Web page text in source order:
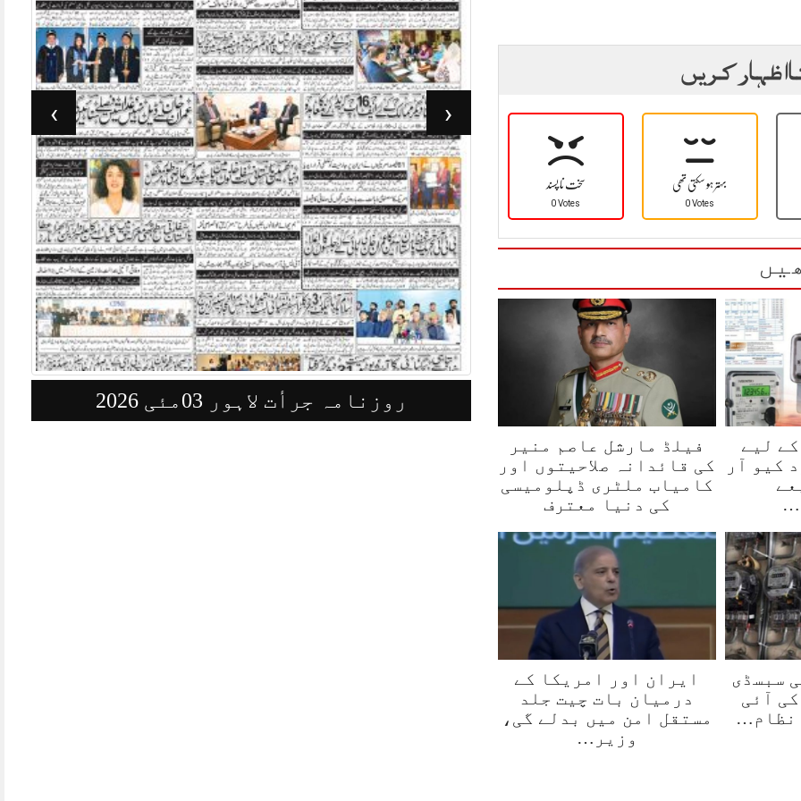
اظہار کریں
سخت نا پسند
0 Votes
بہتر ہو سکتی تھی
0 Votes
لیے
کیو آر
فیلڈ مارشل عاصم منیر
کی قائدانہ صلاحیتوں اور
کامیاب ملٹری ڈپلومیسی
کی دنیا معترف
سبسڈی
آئی
نظام…
ایران اور امریکا کے
درمیان بات چیت جلد
مستقل امن میں بدلے گی،
وزیر…
لاہور 05مئی 2026 روزنامہ جرأت لاہور 03مئی 2026
‹
›